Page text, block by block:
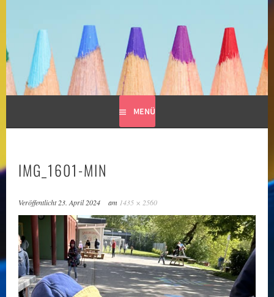
GRUNDSCHULE LIMESPARK
MENÜ
IMG_1601-MIN
Veröffentlicht23. April 2024 am 1435 × 2560